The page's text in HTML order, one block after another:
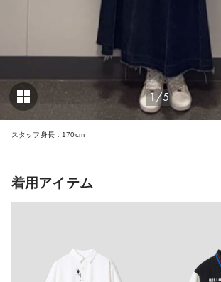
1/5
スタッフ身長：170cm
着用アイテム